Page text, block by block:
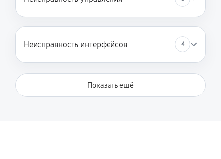
Неисправность интерфейсов 4
Показать ещё